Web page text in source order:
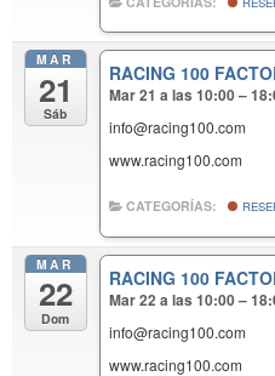
MAR
21
Sáb
RACING 100
Mar 21 a las 10:00 –
info@racing100.com
www.racing100.com
CATEGORÍAS:
MAR
22
Dom
RACING 100
Mar 22 a las 10:00 –
info@racing100.com
www.racing100.com